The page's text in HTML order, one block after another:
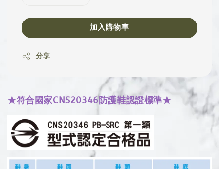
加入購物車
分享
★符合國家CNS20346防護鞋認證標準★